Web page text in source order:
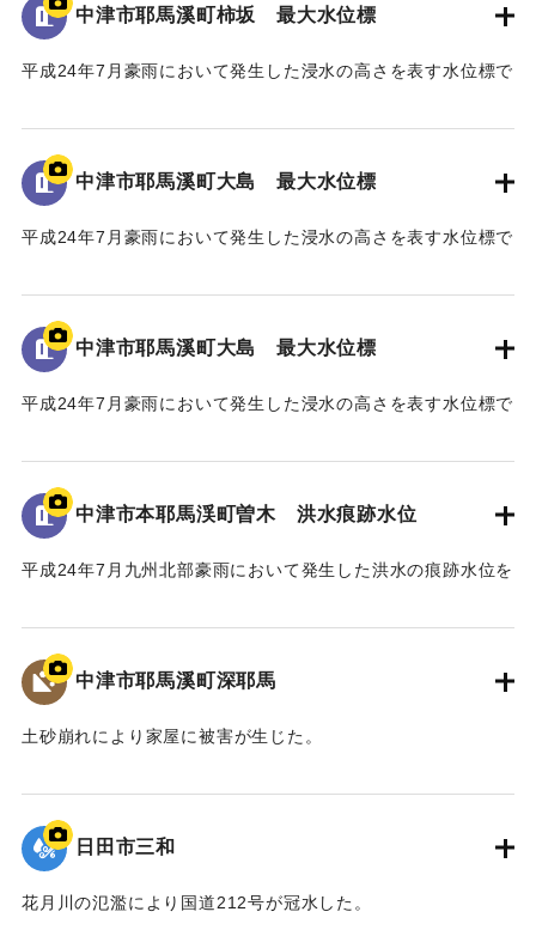
国土交通省 山国川河川事務所
「平成24年7月九州北部豪雨」により、中津市耶馬溪町平田地
区及び戸原地区では、約70戸の家屋が浸水する甚大な被害を
受けた。
撤去の要望書」が関係機関へ出された。
河川管理者である国土交通省においても、「橋を存置して
の整備は、流下阻害の大きなリスクを伴うことから、新橋へ
の架替が望ましい」との考えであった。
な構成要素であり、下流の耶馬溪橋、羅漢寺橋とともに「耶
馬3橋」として全国的にも文化財的価値の高い構造物であるこ
とから、馬溪橋の架替については、文化庁の文化審議会、中
水対策については地域合意が前提」として、治水や文化財等
の学識者を交えた「山国川治水対策検討委員会」を設置し、
平成27年1月から平成28年3月にわたり、架替を含む複数の治
最終的に、「馬溪橋を存置して、河道掘削と川幅拡幅、堤
防整備を行う」治水対策案を、模型実験により地元住民と確
認し合意を経て、整備方針として決定した。
景観保全など多分野にわたる検討を、国土交通省、中津市な
中津市耶馬溪町柿坂 最大水位標
平成24年7月豪雨において発生した浸水の高さを表す水位標で
地面から160cmの位置に水位が示されている。
｜固有コード: 09922068
中津市耶馬溪町大島 最大水位標
平成24年7月豪雨において発生した浸水の高さを表す水位標で
地面から85cmの位置に水位が示されている。
｜固有コード: 09922067
中津市耶馬溪町大島 最大水位標
平成24年7月豪雨において発生した浸水の高さを表す水位標で
地面から0.9メートルの位置に水位が示されている。
｜固有コード: 09922066
中津市本耶馬渓町曽木 洪水痕跡水位
平成24年7月九州北部豪雨において発生した洪水の痕跡水位を
青の禅海橋のたもとに設置してある。
｜固有コード: 09922065
中津市耶馬溪町深耶馬
土砂崩れにより家屋に被害が生じた。
｜固有コード:09922064
日田市三和
花月川の氾濫により国道212号が冠水した。